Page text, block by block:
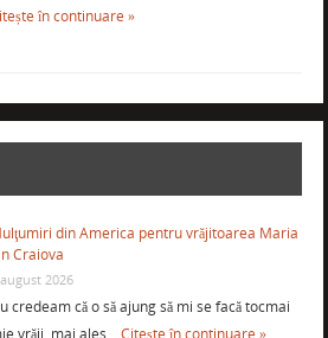
în continuare »
din America pentru vrăjitoarea Maria
Craiova
2026
credeam că o să ajung să mi se facă tocmai